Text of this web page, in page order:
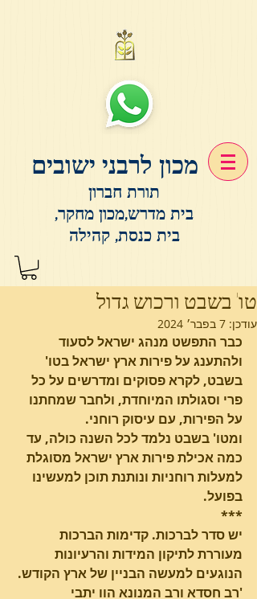
מכון לרבני ישובים
תורת חברון
בית מדרש,מכון מחקר,
בית כנסת, קהילה
טו' בשבט ורכוש גדול
עודכן: 7 בפבר׳ 2024
כבר התפשט מנהג ישראל לסעוד
ולהתענג על פירות ארץ ישראל בטו'
בשבט, לקרא פסוקים ומדרשים על כל
פרי וסגולתו המיוחדת, ולחבר שמחתנו
על הפירות, עם עיסוק רוחני.
ומטו' בשבט נלמד לכל השנה כולה, עד
כמה אכילת פירות ארץ ישראל מסוגלת
למעלות רוחניות ונותנת תוכן למעשינו
בפועל.
***
יש סדר לברכות. קדימות הברכות
מעוררת לתיקון המידות והרעיונות
הנוגעים למעשה הבניין של ארץ הקודש.
'רב חסדא ורב המנונא הוו יתבי